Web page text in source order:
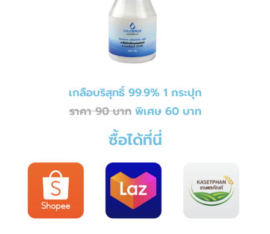
เกลือบริสุทธิ์ 99.9% 1 กระปุก
ราคา 90 บาทพิเศษ 60 บาท
ซื้อได้ที่นี่